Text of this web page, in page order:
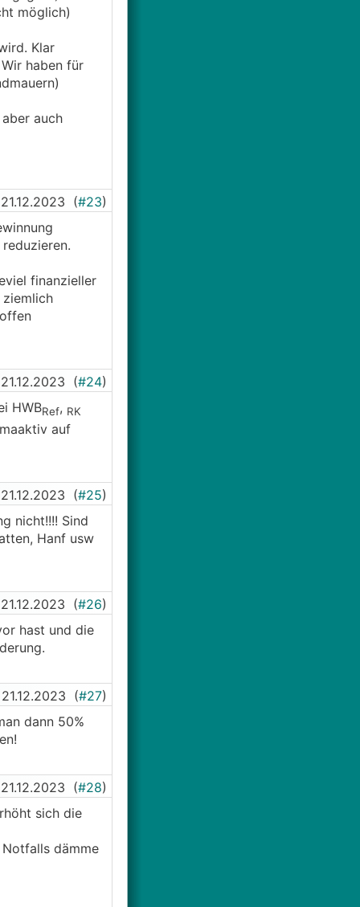
möglich)
Klar
haben für
auch
21.12.2023 (#23)
finanzieller
21.12.2023 (#24)
HWBRef, RK
auf
21.12.2023 (#25)
nicht!!!! Sind
Hanf usw
21.12.2023 (#26)
hast und die
21.12.2023 (#27)
dann 50%
21.12.2023 (#28)
sich die
dämme